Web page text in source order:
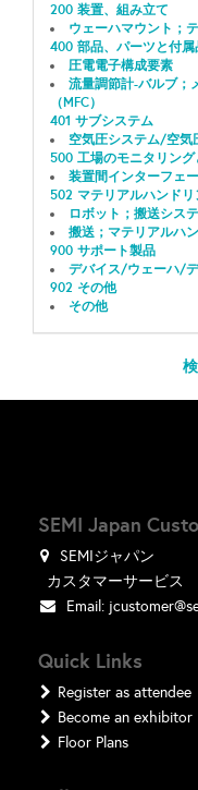
200 装置、組み立て
ウェーハマウント；
400 部品、パーツと付属
圧電電子構成要素
流量調節計-バルブ；
（MFC）
401 サブシステム
空気圧システム/空気
500 工場のモニタリン
装置間インターフェ
502 マテリアルハンド
ロボット；搬送シス
搬送；マテリアルハ
900 サポート製品
デバイス/ウェーハ/
902 その他
その他
SEMI Japan
SEMIジャパン
カスタマーサービス
Email:
Quick Links
Register as attendee
Become an exhibitor
Floor Plans